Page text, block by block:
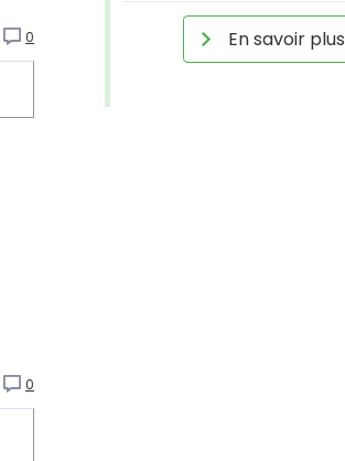
0
0
En savoir plus